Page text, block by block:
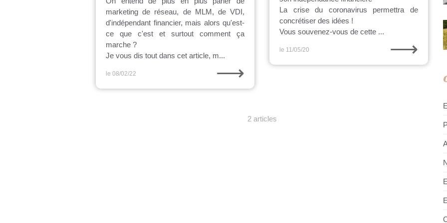
marketing de réseau, de MLM, de VDI,
d'indépendant financier, mais alors qu'est-
ce que c'est et surtout comment ça
marche ?
Je vous dis tout dans cet article, m...
le 08/02/22 ⟶
La crise du coronavirus permettra de
concrétiser des idées !
Vous souvenez-vous de cette ...
le 11/05/20 ⟶
2 articles